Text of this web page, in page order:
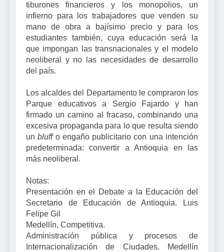
tiburones financieros y los monopolios, un
infierno para los trabajadores que venden su
mano de obra a bajísimo precio y para los
estudiantes también, cuya educación será la
que impongan las transnacionales y el modelo
neoliberal y no las necesidades de desarrollo
del país.
Los alcaldes del Departamento le compraron los
Parque educativos a Sergio Fajardo y han
firmado un camino al fracaso, combinando una
excesiva propaganda para lo que resulta siendo
unbluffo engaño publicitario con una intención
predeterminada: convertir a Antioquia en las
más neoliberal.
Notas:
Presentación en el Debate a la Educación del
Secretario de Educación de Antioquia. Luis
Felipe Gil
Medellín, Competitiva.
Administración pública y procesos de
Internacionalización de Ciudades. Medellín